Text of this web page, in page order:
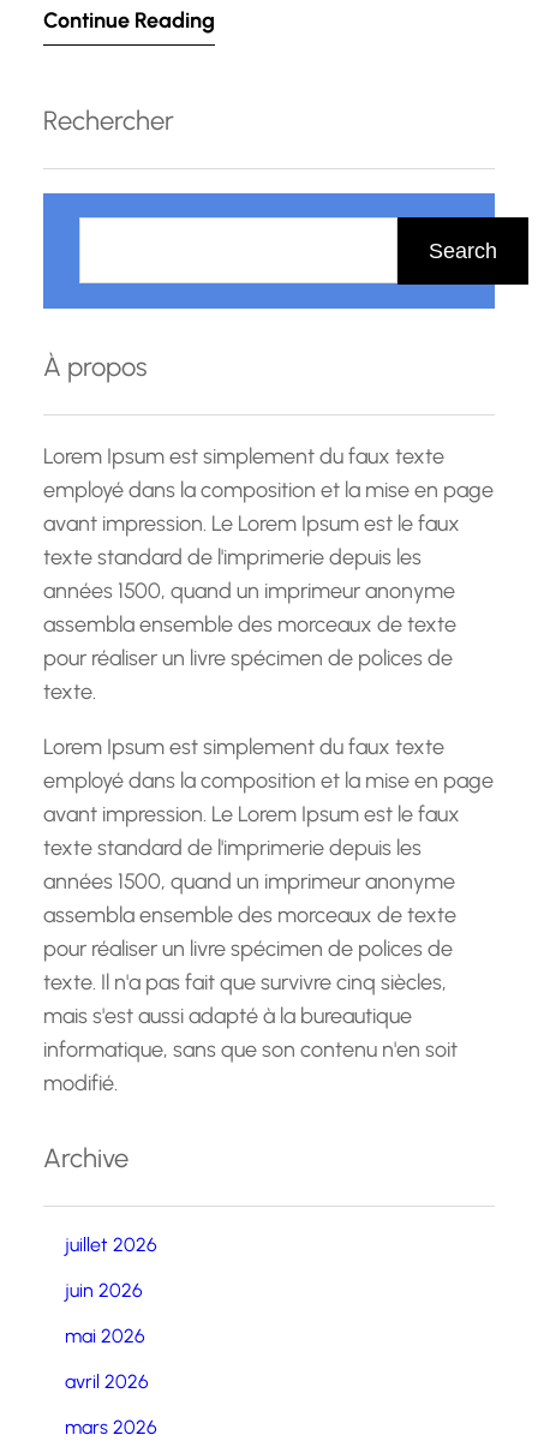
étape cruciale pour toute personne souhaitant
former des agents capables d’assurer la
prévention…
Continue Reading
Rechercher
h
r
c
h
Search
À propos
Lorem Ipsum est simplement du faux texte
employé dans la composition et la mise en page
avant impression. Le Lorem Ipsum est le faux
texte standard de l'imprimerie depuis les
années 1500, quand un imprimeur anonyme
assembla ensemble des morceaux de texte
pour réaliser un livre spécimen de polices de
texte.
Lorem Ipsum est simplement du faux texte
employé dans la composition et la mise en page
avant impression. Le Lorem Ipsum est le faux
texte standard de l'imprimerie depuis les
années 1500, quand un imprimeur anonyme
assembla ensemble des morceaux de texte
pour réaliser un livre spécimen de polices de
texte. Il n'a pas fait que survivre cinq siècles,
mais s'est aussi adapté à la bureautique
informatique, sans que son contenu n'en soit
modifié.
Archive
juillet 2026
juin 2026
mai 2026
avril 2026
mars 2026